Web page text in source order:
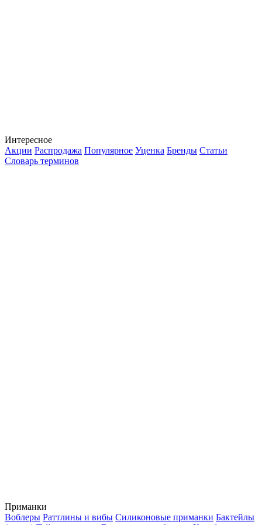
Интересное
Акции Распродажа Популярное Уценка Бренды Статьи
Словарь терминов
Приманки
Воблеры Раттлины и вибы Силиконовые приманки Бактейлы